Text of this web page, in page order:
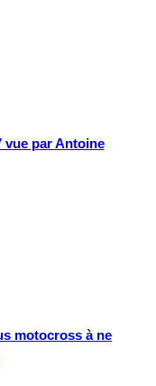
vue par Antoine
motocross à ne